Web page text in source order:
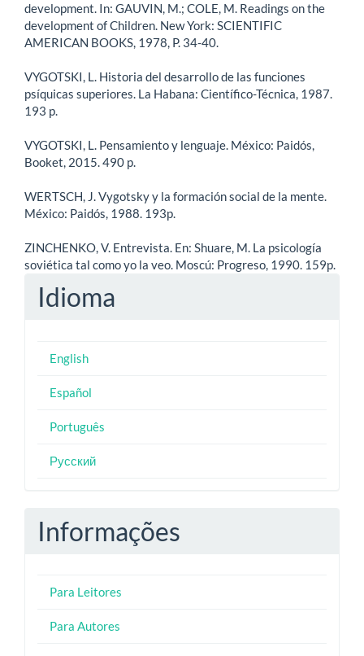
development. In: GAUVIN, M.; COLE, M. Readings on the
development of Children. New York: SCIENTIFIC
AMERICAN BOOKS, 1978, P. 34-40.
VYGOTSKI, L. Historia del desarrollo de las funciones
psíquicas superiores. La Habana: Científico-Técnica, 1987.
193 p.
VYGOTSKI, L. Pensamiento y lenguaje. México: Paidós,
Booket, 2015. 490 p.
WERTSCH, J. Vygotsky y la formación social de la mente.
México: Paidós, 1988. 193p.
ZINCHENKO, V. Entrevista. En: Shuare, M. La psicología
soviética tal como yo la veo. Moscú: Progreso, 1990. 159p.
Idioma
English
Español
Português
Русский
Informações
Para Leitores
Para Autores